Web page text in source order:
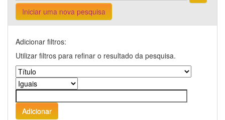
Iniciar uma nova pesquisa
Adicionar filtros:
Utilizar filtros para refinar o resultado da pesquisa.